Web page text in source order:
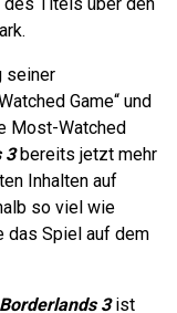
seiner
Game“ und
Most-Watched
3bereits jetzt mehr
Inhalten auf
so viel wie
das Spiel auf dem
Borderlands 3ist